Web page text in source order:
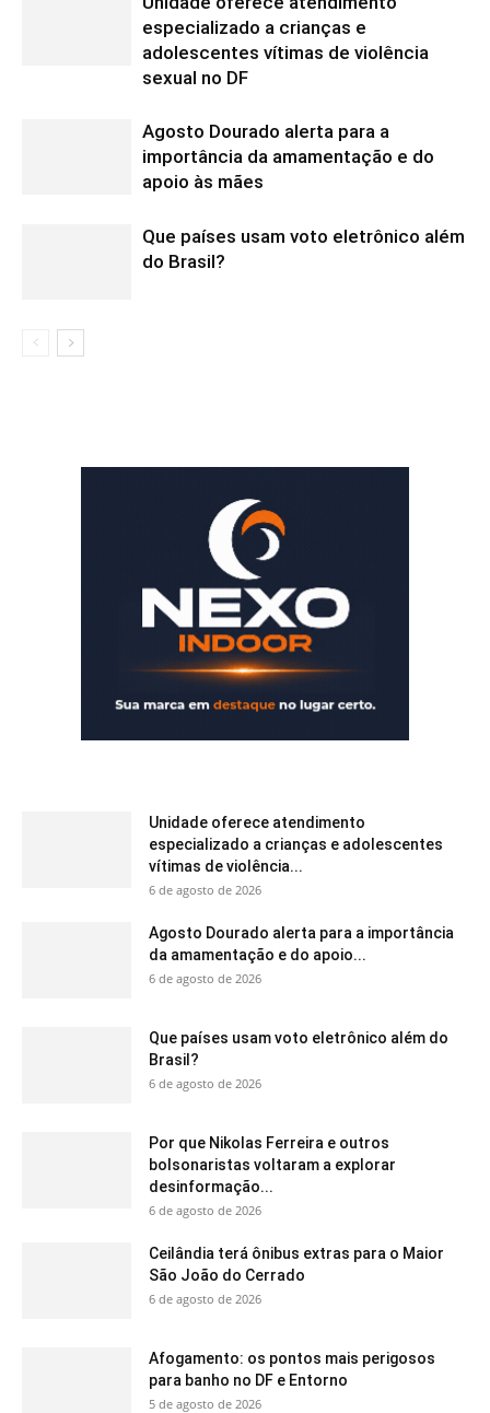
especializado a crianças e
adolescentes vítimas de violência
sexual no DF
Agosto Dourado alerta para a
importância da amamentação e do
apoio às mães
Que países usam voto eletrônico além
do Brasil?
Unidade oferece atendimento
especializado a crianças e adolescentes
vítimas de violência...
6 de agosto de 2026
Agosto Dourado alerta para a importância
da amamentação e do apoio...
6 de agosto de 2026
Que países usam voto eletrônico além do
Brasil?
6 de agosto de 2026
Por que Nikolas Ferreira e outros
bolsonaristas voltaram a explorar
desinformação...
6 de agosto de 2026
Ceilândia terá ônibus extras para o Maior
São João do Cerrado
6 de agosto de 2026
Afogamento: os pontos mais perigosos
para banho no DF e Entorno
5 de agosto de 2026